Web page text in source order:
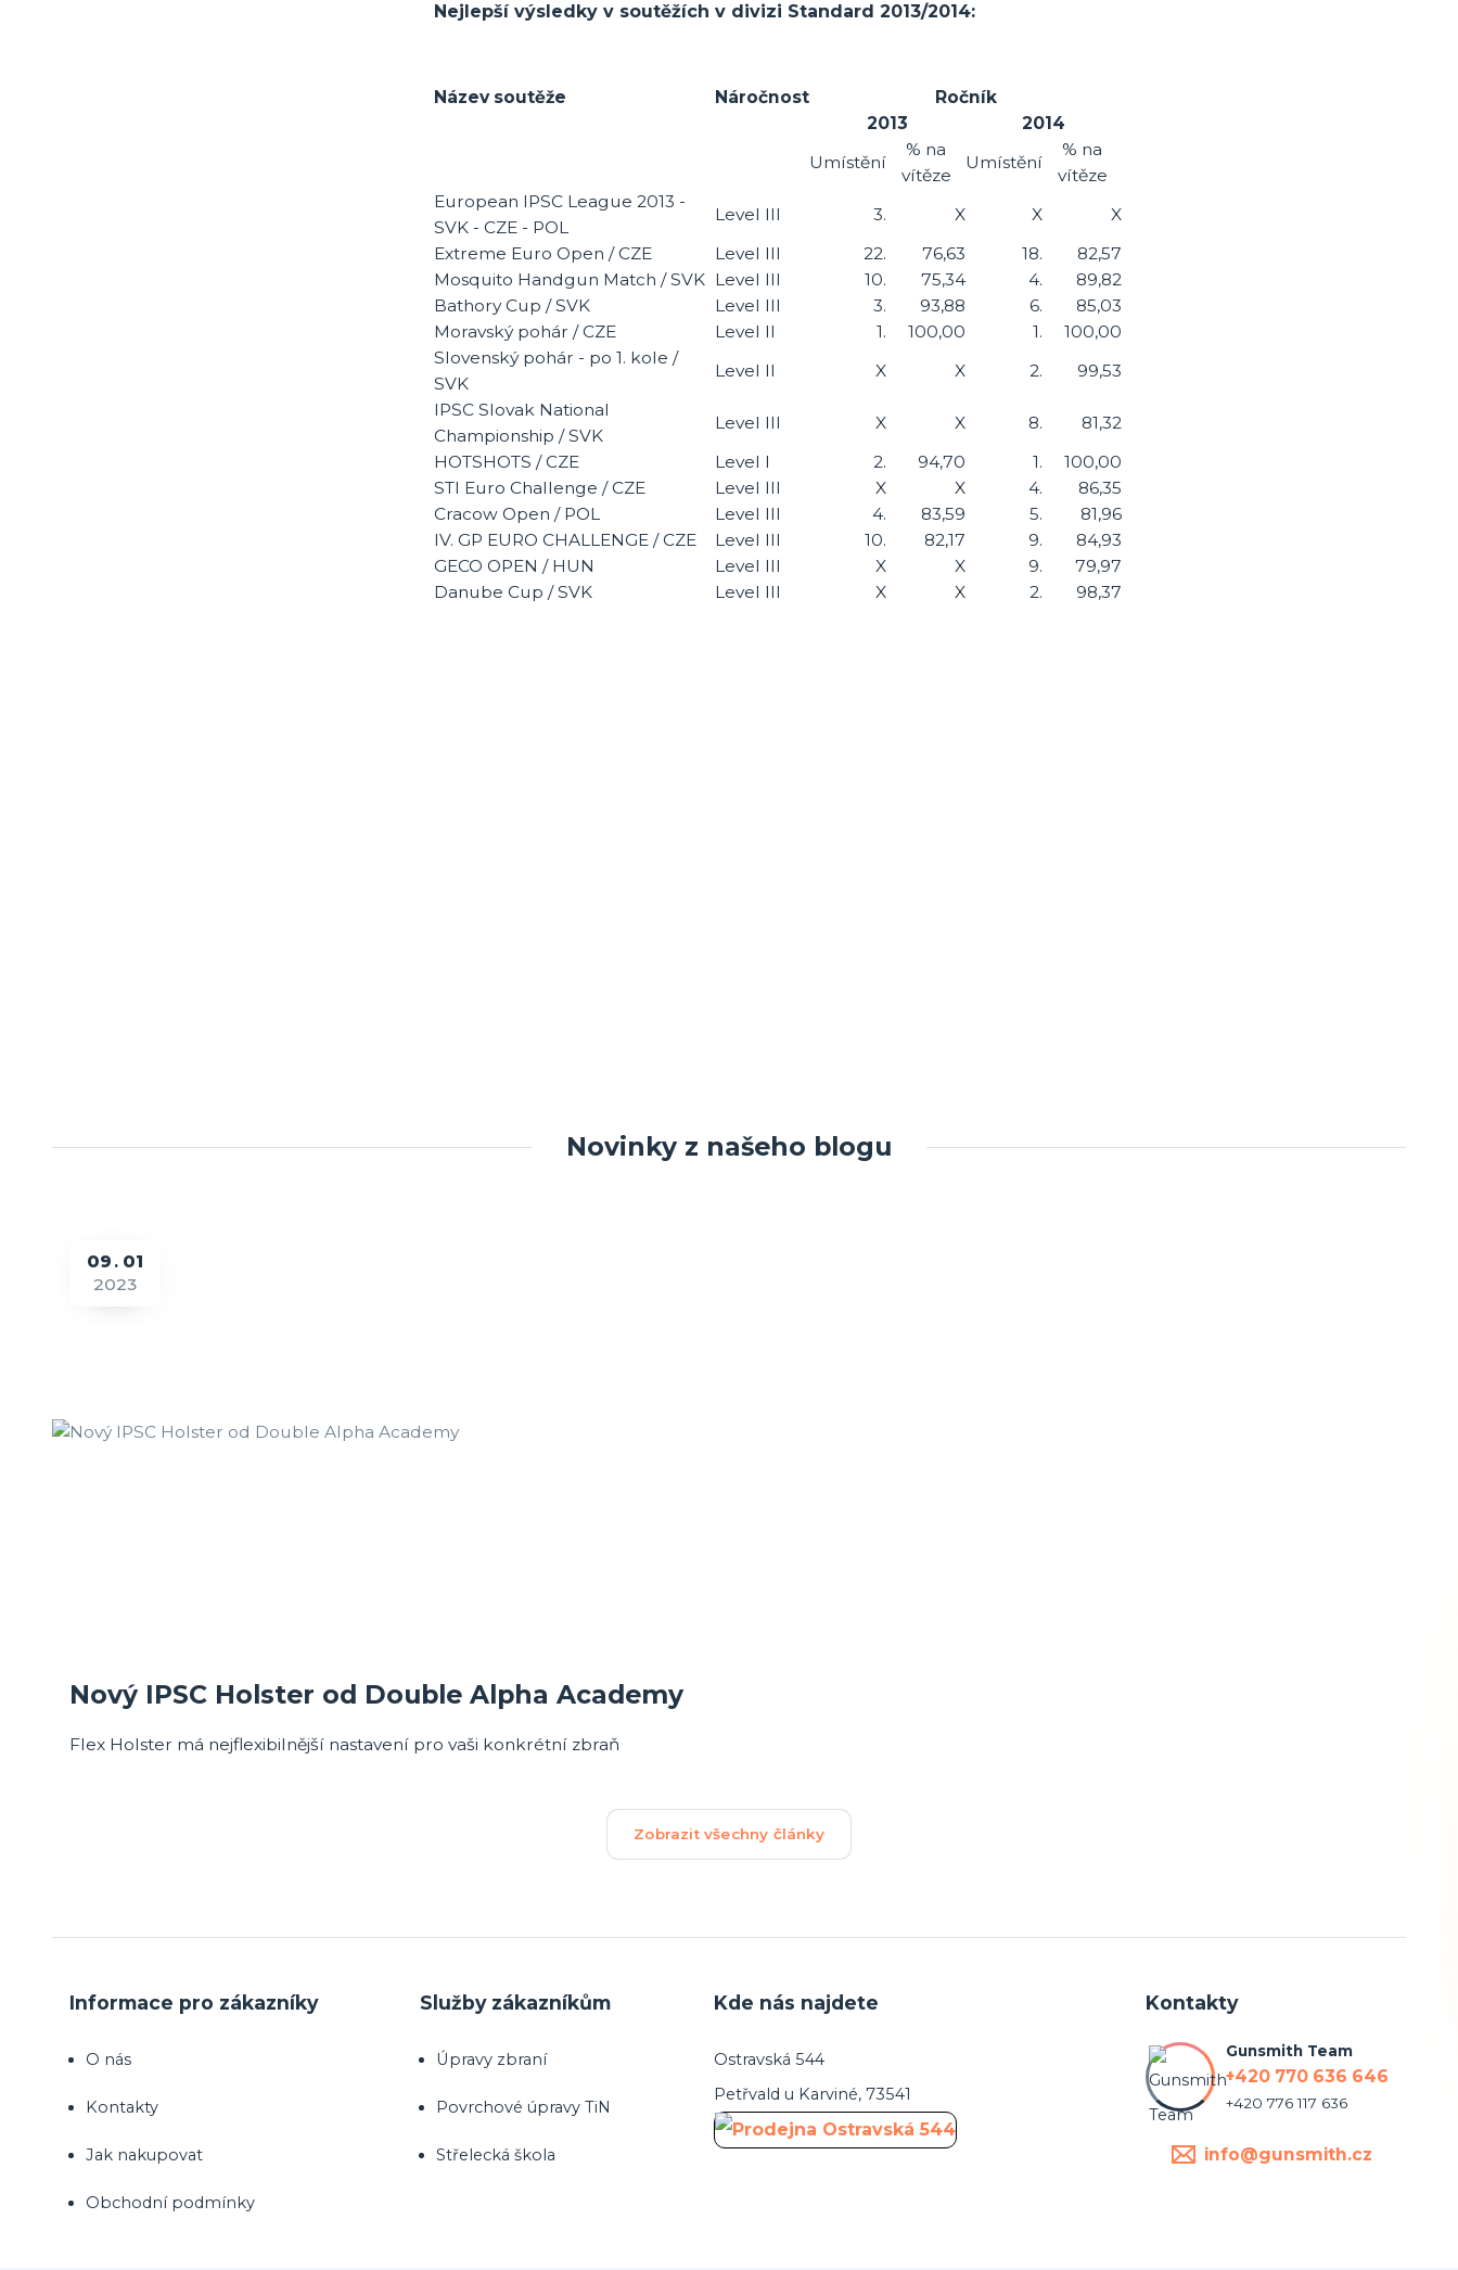
Nejlepší výsledky v soutěžích v divizi Standard 2013/2014:
Název soutěže Náročnost
Ročník
2013
2014
Umístění
% na
vítěze
Umístění
% na
vítěze
European IPSC League 2013 -
SVK - CZE - POL
Level III 3. X X
X
Extreme Euro Open / CZE
Level III 22. 76,63 18.
82,57
Mosquito Handgun Match / SVK Level III 10. 75,34 4.
89,82
Bathory Cup / SVK
Level III 3. 93,88 6.
85,03
Moravský pohár / CZE
Level II 1. 100,00 1.
100,00
Slovenský pohár - po 1. kole /
SVK
Level II X X 2.
99,53
IPSC Slovak National
Championship / SVK
Level III X X 8.
81,32
HOTSHOTS / CZE
Level I 2. 94,70 1.
100,00
STI Euro Challenge / CZE
Level III X X 4.
86,35
Cracow Open / POL
Level III 4. 83,59 5.
81,96
IV. GP EURO CHALLENGE / CZE
Level III 10. 82,17 9.
84,93
GECO OPEN / HUN
Level III X X 9.
79,97
Danube Cup / SVK
Level III X X 2. 98,37
Novinky z našeho blogu
09
01
2023
Nový IPSC Holster od Double Alpha Academy
Flex Holster má nejflexibilnější nastavení pro vaši konkrétní zbraň
Zobrazit všechny články
Informace pro zákazníky
O nás
Kontakty
Jak nakupovat
Obchodní podmínky
Služby zákazníkům
Úpravy zbraní
Povrchové úpravy TiN
Střelecká škola
Kde nás najdete
Ostravská 544
Petřvald u Karviné, 73541
Kontakty
Gunsmith Team
+420 770 636 646
+420 776 117 636
info@gunsmith.cz